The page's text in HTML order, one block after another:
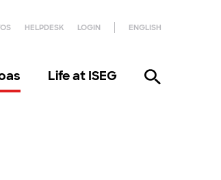
HELPDESK LOGIN ENGLISH
Life at ISEG